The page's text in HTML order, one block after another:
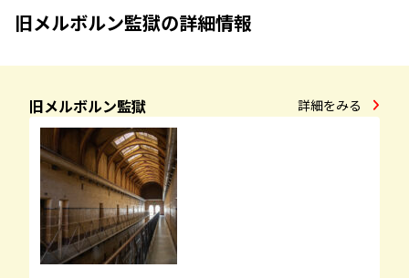
旧メルボルン監獄の詳細情報
旧メルボルン監獄 詳細をみる